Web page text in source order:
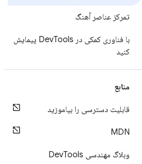
تمرکز عناصر آهنگ
با فناوری کمکی در Dev
Tools پیمایش
کنید
منابع
قابلیت دسترسی را بیاموزید
MDN
وبلاگ مهندسی Dev Tools